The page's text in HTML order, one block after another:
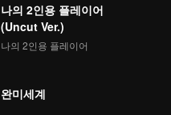
나의 2인용 플레이어
(Uncut Ver.)
나의 2인용 플레이어
완미세계